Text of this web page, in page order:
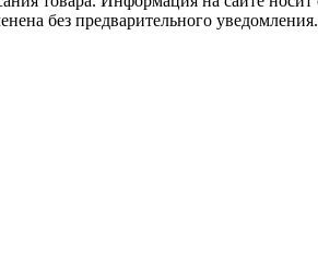
без предварительного уведомления.